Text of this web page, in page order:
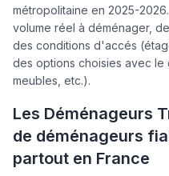
métropolitaine en 2025-
volume réel à déménager,
des conditions d'accés
des options choisies avec le
meubles, etc.).
Les Déménageurs
de déménageurs
partout en France